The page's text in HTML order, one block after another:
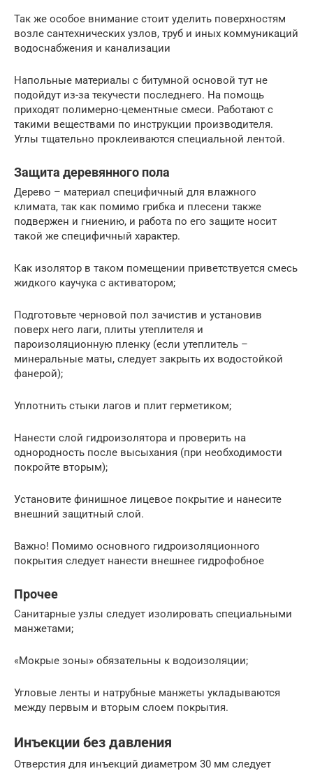
Так же особое внимание стоит уделить поверхностям
возле сантехнических узлов, труб и иных коммуникаций
водоснабжения и канализации
Напольные материалы с битумной основой тут не
подойдут из-за текучести последнего. На помощь
приходят полимерно-цементные смеси. Работают с
такими веществами по инструкции производителя.
Углы тщательно проклеиваются специальной лентой.
Защита деревянного пола
Дерево – материал специфичный для влажного
климата, так как помимо грибка и плесени также
подвержен и гниению, и работа по его защите носит
такой же специфичный характер.
Как изолятор в таком помещении приветствуется смесь
жидкого каучука с активатором;
Подготовьте черновой пол зачистив и установив
поверх него лаги, плиты утеплителя и
пароизоляционную пленку (если утеплитель –
минеральные маты, следует закрыть их водостойкой
фанерой);
Уплотнить стыки лагов и плит герметиком;
Нанести слой гидроизолятора и проверить на
однородность после высыхания (при необходимости
покройте вторым);
Установите финишное лицевое покрытие и нанесите
внешний защитный слой.
Важно! Помимо основного гидроизоляционного
покрытия следует нанести внешнее гидрофобное
Прочее
Санитарные узлы следует изолировать специальными
манжетами;
«Мокрые зоны» обязательны к водоизоляции;
Угловые ленты и натрубные манжеты укладываются
между первым и вторым слоем покрытия.
Инъекции без давления
Отверстия для инъекций диаметром 30 мм следует